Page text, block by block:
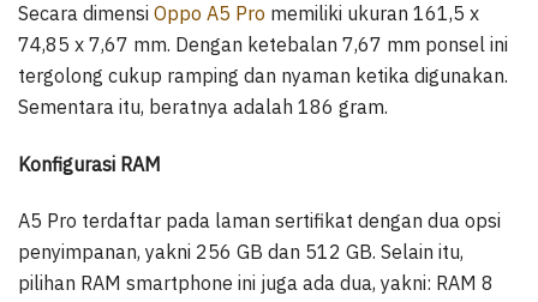
Secara dimensi Oppo A5 Pro memiliki ukuran 161,5 x
74,85 x 7,67 mm. Dengan ketebalan 7,67 mm ponsel ini
tergolong cukup ramping dan nyaman ketika digunakan.
Sementara itu, beratnya adalah 186 gram.
Konfigurasi RAM
A5 Pro terdaftar pada laman sertifikat dengan dua opsi
penyimpanan, yakni 256 GB dan 512 GB. Selain itu,
pilihan RAM smartphone ini juga ada dua, yakni: RAM 8